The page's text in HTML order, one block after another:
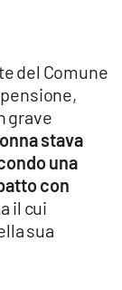
del Comune
grave
stava
una
con
il cui
sua